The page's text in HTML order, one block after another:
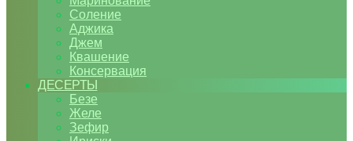
Соление
Аджика
Джем
Квашение
Консервация
ДЕСЕРТЫ
Безе
Желе
Зефир